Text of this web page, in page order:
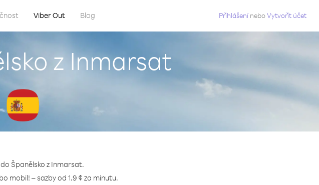
Viber Out Blog Přihlášení neboVytvořit účet
z Inmarsat
Španělsko z Inmarsat.
mobil! – sazby od 1.9 ¢ za minutu.